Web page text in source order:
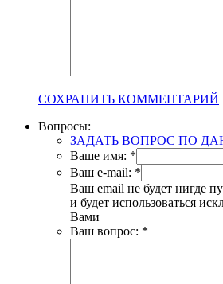
СОХРАНИТЬ КОММЕНТАРИЙ
Вопросы:
ЗАДАТЬ ВОПРОС ПО
Ваше имя: *
Ваш e-mail: *
Ваш email не будет нигде
и будет использоваться
Вами
Ваш вопрос: *